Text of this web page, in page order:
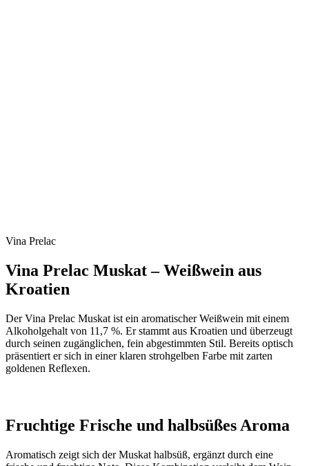
Vina Prelac
Vina Prelac Muskat – Weißwein aus
Kroatien
Der Vina Prelac Muskat ist ein aromatischer Weißwein mit einem
Alkoholgehalt von 11,7 %. Er stammt aus Kroatien und überzeugt
durch seinen zugänglichen, fein abgestimmten Stil. Bereits optisch
präsentiert er sich in einer klaren strohgelben Farbe mit zarten
goldenen Reflexen.
Fruchtige Frische und halbsüßes Aroma
Aromatisch zeigt sich der Muskat halbsüß, ergänzt durch eine